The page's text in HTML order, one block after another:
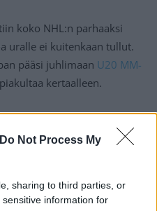
Do Not Process My
sharing to third parties, or
information for
koko NHL:n parhaaksi
uralle ei kuitenkaan tullut.
pääsi juhlimaan U20 MM-
kertaalleen.
September 20, 2022